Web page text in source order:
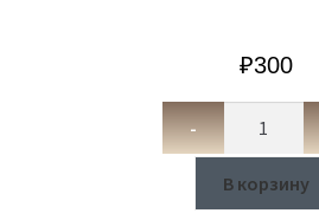
₽300
-
В корзину